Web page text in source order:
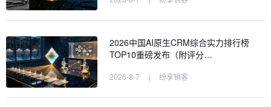
2026中国AI原生CRM综合实力排行榜
TOP10重磅发布（附评分…
2026-8-7 | 纷享销客